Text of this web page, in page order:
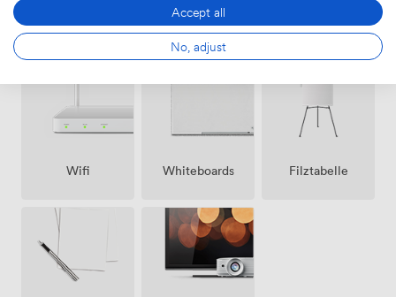
Klimatisierung
Haustiere
erlaubt
(gemeinsam)
Wifi Whiteboards Filztabelle
Accept all
No, adjust